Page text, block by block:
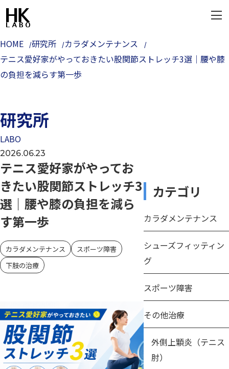
HOME 研究所
カラダメンテナンス
テニス愛好家がやっておきたい股関節ストレッチ3選｜腰や膝
の負担を減らす第一歩
研究所
LABO
2026.06.23
テニス愛好家がやってお
きたい股関節ストレッチ3
選｜腰や膝の負担を減ら
す第一歩
カラダメンテナンス
スポーツ障害
下肢の治療
カテゴリ
カラダメンテナンス
シューズフィッティン
グ
スポーツ障害
その他治療
外側上顆炎（テニス
肘）